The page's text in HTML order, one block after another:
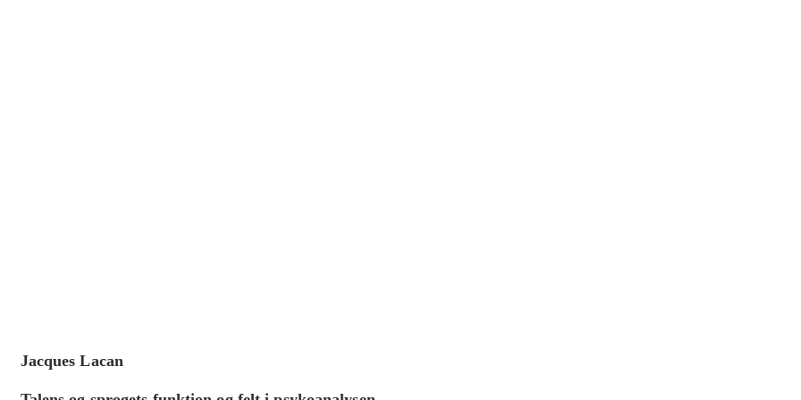
Jacques Lacan